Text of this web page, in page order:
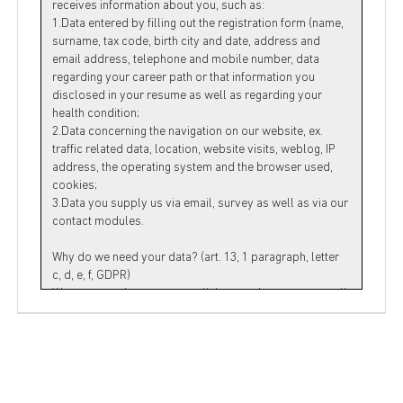
EN
FR
IT
DE
ES
PT